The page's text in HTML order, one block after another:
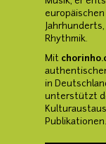
europäischen
Rhythmik.
Mit
in
unterstützt
Publikationen.